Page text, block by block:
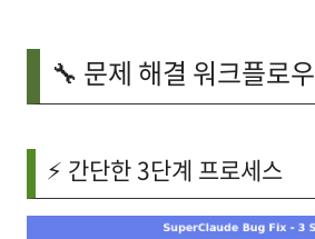
🔧 문제 해결 워크플로우
⚡ 간단한 3단계 프로세스